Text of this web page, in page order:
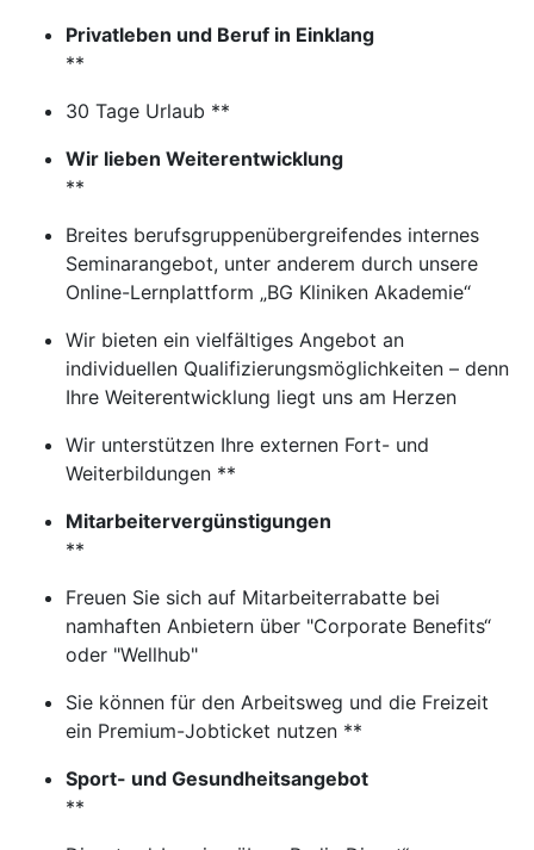
Privatleben und Beruf in Einklang
**
30 Tage Urlaub **
Wir lieben Weiterentwicklung
**
Breites berufsgruppenübergreifendes internes
Seminarangebot, unter anderem durch unsere
Online-Lernplattform „BG Kliniken Akademie“
Wir bieten ein vielfältiges Angebot an
individuellen Qualifizierungsmöglichkeiten – denn
Ihre Weiterentwicklung liegt uns am Herzen
Wir unterstützen Ihre externen Fort- und
Weiterbildungen **
Mitarbeitervergünstigungen
**
Freuen Sie sich auf Mitarbeiterrabatte bei
namhaften Anbietern über "Corporate Benefits“
oder "Wellhub"
Sie können für den Arbeitsweg und die Freizeit
ein Premium-Jobticket nutzen **
Sport- und Gesundheitsangebot
**